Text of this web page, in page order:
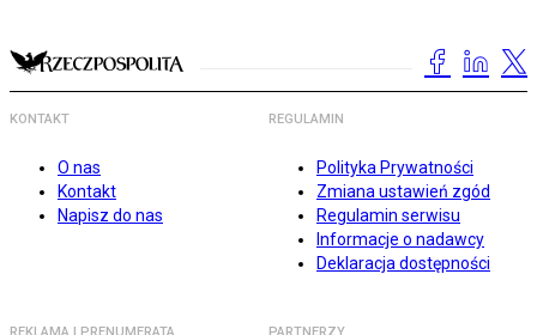
KONTAKT
O nas
Kontakt
Napisz do nas
REGULAMIN
Polityka Prywatności
Zmiana ustawień zgód
Regulamin serwisu
Informacje o nadawcy
Deklaracja dostępności